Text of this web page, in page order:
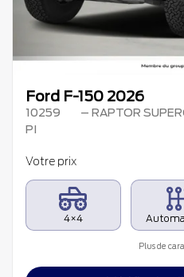
Ford F-150 2026
10259
– RAPTOR
PI
Votre prix
4×4
Plus de